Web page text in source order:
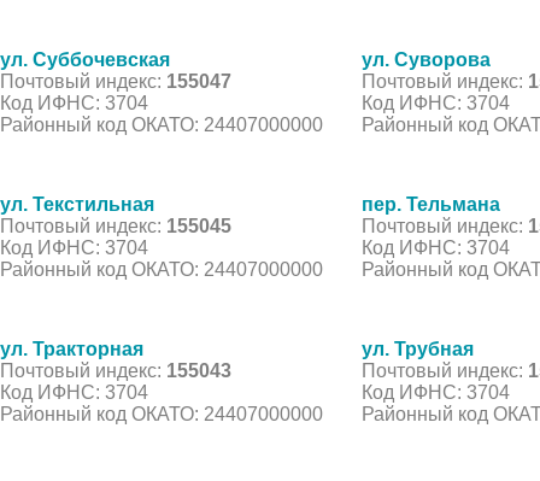
ул. Суббочевская
Почтовый индекс: 155047
Код ИФНС: 3704
Районный код ОКАТО: 24407000000
ул. Суворова
Почтовый индекс:
Код ИФНС: 3704
Районный код
ул. Текстильная
Почтовый индекс: 155045
Код ИФНС: 3704
Районный код ОКАТО: 24407000000
пер. Тельмана
Почтовый индекс:
Код ИФНС: 3704
Районный код
ул. Тракторная
Почтовый индекс: 155043
Код ИФНС: 3704
Районный код ОКАТО: 24407000000
ул. Трубная
Почтовый индекс:
Код ИФНС: 3704
Районный код